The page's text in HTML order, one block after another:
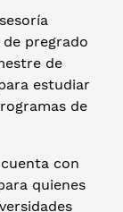
pregrado
de
estudiar
de
con
quienes